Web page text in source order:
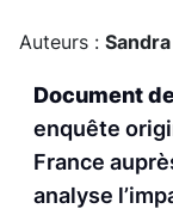
Auteurs :
Document
enquête
France
analyse